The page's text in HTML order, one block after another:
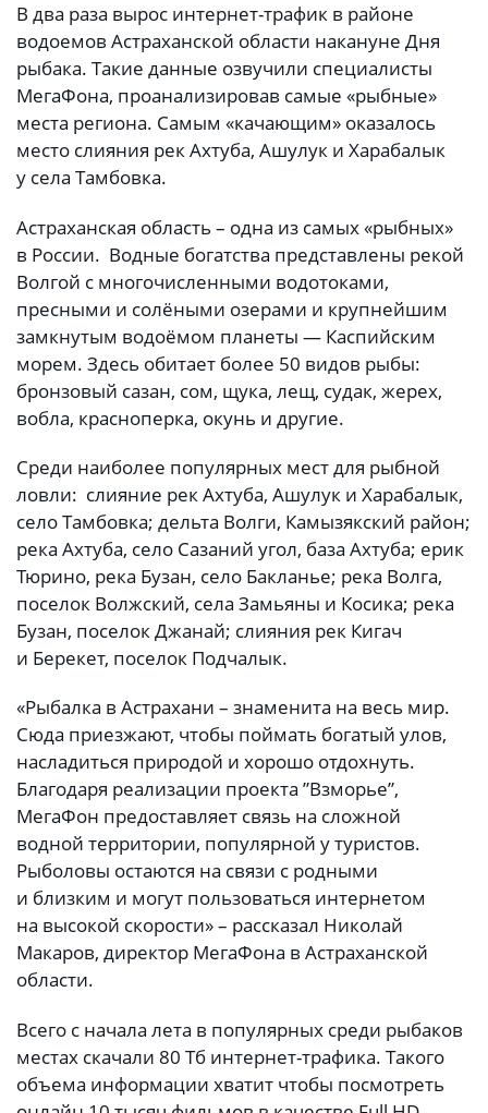
В два раза вырос интернет-трафик в районе
водоемов Астраханской области накануне Дня
рыбака. Такие данные озвучили специалисты
МегаФона, проанализировав самые «рыбные»
места региона. Самым «качающим» оказалось
место слияния рек Ахтуба, Ашулук и Харабалык
у села Тамбовка.
Астраханская область – одна из самых «рыбных»
в России. Водные богатства представлены рекой
Волгой с многочисленными водотоками,
пресными и солёными озерами и крупнейшим
замкнутым водоёмом планеты — Каспийским
морем. Здесь обитает более 50 видов рыбы:
бронзовый сазан, сом, щука, лещ, судак, жерех,
вобла, красноперка, окунь и другие.
Среди наиболее популярных мест для рыбной
ловли: слияние рек Ахтуба, Ашулук и Харабалык,
село Тамбовка; дельта Волги, Камызякский район;
река Ахтуба, село Сазаний угол, база Ахтуба; ерик
Тюрино, река Бузан, село Бакланье; река Волга,
поселок Волжский, села Замьяны и Косика; река
Бузан, поселок Джанай; слияния рек Кигач
и Берекет, поселок Подчалык.
«Рыбалка в Астрахани – знаменита на весь мир.
Сюда приезжают, чтобы поймать богатый улов,
насладиться природой и хорошо отдохнуть.
Благодаря реализации проекта ”Взморье”,
МегаФон предоставляет связь на сложной
водной территории, популярной у туристов.
Рыболовы остаются на связи с родными
и близким и могут пользоваться интернетом
на высокой скорости» – рассказал Николай
Макаров, директор МегаФона в Астраханской
области.
Всего с начала лета в популярных среди рыбаков
местах скачали 80 Тб интернет-трафика. Такого
объема информации хватит чтобы посмотреть